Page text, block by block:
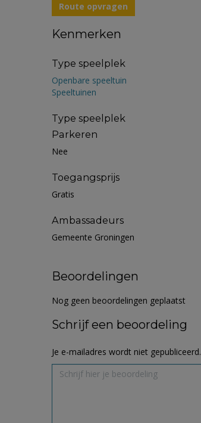
Route opvragen
Kenmerken
Type speelplek
Openbare speeltuin
Speeltuinen
Type speelplek
Parkeren
Nee
Toegangsprijs
Gratis
Ambassadeurs
Gemeente Groningen
Beoordelingen
Nog geen beoordelingen geplaatst
Schrijf een beoordeling
Je e-mailadres wordt niet gepubliceerd.